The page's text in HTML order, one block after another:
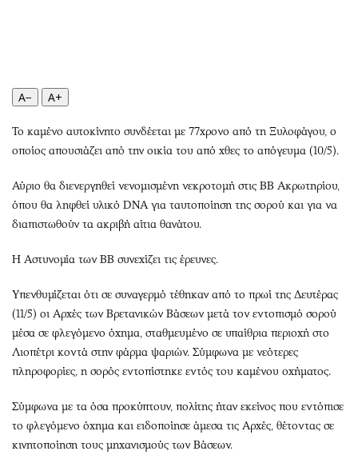
Πολιτισμός
Θέατρο-Χορός
Εικαστικά
Βιβλίο
Podcasts
Προσφορές
Προσωπικότητες στην ''Κ''
A− A+
Το καμένο αυτοκίνητο συνδέεται με 77χρονο από τη Ξυλοφάγου, ο
οποίος απουσιάζει από την οικία του από χθες το απόγευμα (10/5).
Αύριο θα διενεργηθεί νενομισμένη νεκροτομή στις ΒΒ Ακρωτηρίου,
όπου θα ληφθεί υλικό DNA για ταυτοποίηση της σορού και για να
διαπιστωθούν τα ακριβή αίτια θανάτου.
Η Αστυνομία των ΒΒ συνεχίζει τις έρευνες.
Υπενθυμίζεται ότι σε συναγερμό τέθηκαν από το πρωί της Δευτέρας
(11/5) οι Αρχές των Βρετανικών Βάσεων μετά τον εντοπισμό σορού
μέσα σε φλεγόμενο όχημα, σταθμευμένο σε υπαίθρια περιοχή στο
Λιοπέτρι κοντά στην φάρμα ψαριών. Σύμφωνα με νεότερες
πληροφορίες, η σορός εντοπίστηκε εντός του καμένου οχήματος.
Σύμφωνα με τα όσα προκύπτουν, πολίτης ήταν εκείνος που εντόπισε
το φλεγόμενο όχημα και ειδοποίησε άμεσα τις Αρχές, θέτοντας σε
κινητοποίηση τους μηχανισμούς των Βάσεων.